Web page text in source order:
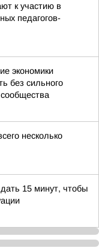
к участию в
педагогов-
экономики
без сильного
несколько
15 минут, чтобы